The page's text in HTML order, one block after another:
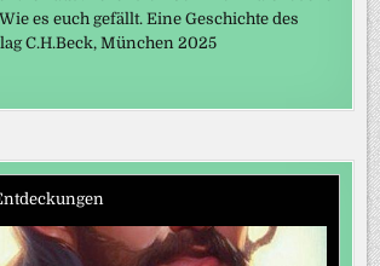
es euch gefällt. Eine Geschichte des
C.H.Beck, München 2025